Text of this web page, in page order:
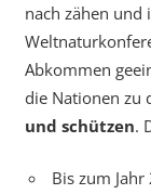
nach zähen und
Abkommen
die Nationen zu
und schützen.
Bis zum